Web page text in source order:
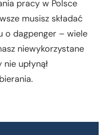
pracy w Polsce
musisz składać
o dagpenger – wiele
niewykorzystane
upłynął